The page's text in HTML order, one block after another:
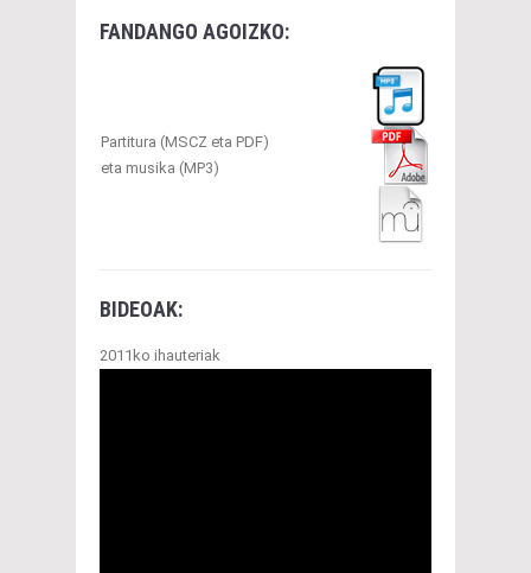
FANDANGO AGOIZKO:
Partitura (MSCZ eta PDF)
eta musika (MP3)
BIDEOAK:
2011ko ihauteriak